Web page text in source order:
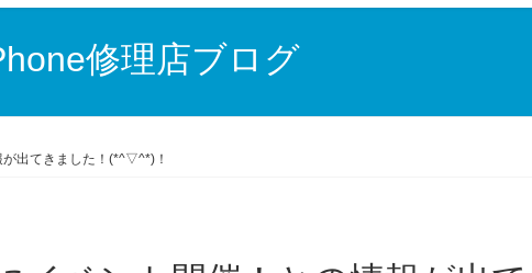
修理店ブログ
出てきました！(*^▽^*)！